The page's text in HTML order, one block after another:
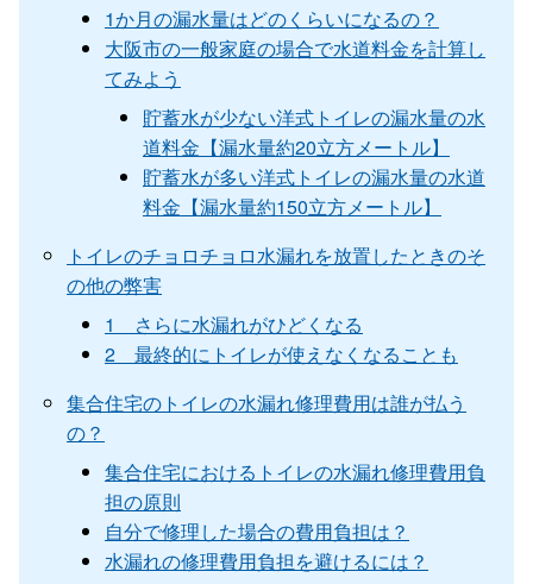
1か月の漏水量はどのくらいになるの？
大阪市の一般家庭の場合で水道料金を計算し
てみよう
貯蓄水が少ない洋式トイレの漏水量の水
道料金【漏水量約20立方メートル】
貯蓄水が多い洋式トイレの漏水量の水道
料金【漏水量約150立方メートル】
トイレのチョロチョロ水漏れを放置したときのそ
の他の弊害
1 さらに水漏れがひどくなる
2 最終的にトイレが使えなくなることも
集合住宅のトイレの水漏れ修理費用は誰が払う
の？
集合住宅におけるトイレの水漏れ修理費用負
担の原則
自分で修理した場合の費用負担は？
水漏れの修理費用負担を避けるには？